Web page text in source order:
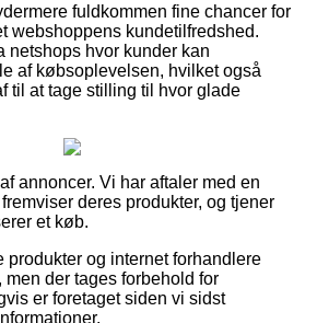
fuldkommen fine chancer for
webshoppens kundetilfredshed.
netshops hvor kunder kan
af købsoplevelsen, hvilket også
til at tage stilling til hvor glade
annoncer. Vi har aftaler med en
deres produkter, og tjener
et køb.
produkter og internet forhandlere
der tages forbehold for
er foretaget siden vi sidst